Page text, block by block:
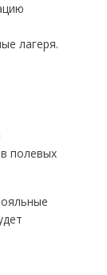
лагеря.
полевых